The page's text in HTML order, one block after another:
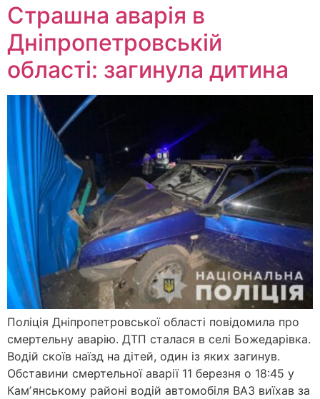
Страшна аварія в
Дніпропетровській
області: загинула дитина
Поліція Дніпропетровської області повідомила про
смертельну аварію. ДТП сталася в селі Божедарівка.
Водій скоїв наїзд на дітей, один із яких загинув.
Обставини смертельної аварії 11 березня о 18:45 у
Камʼянському районі водій автомобіля ВАЗ виїхав за